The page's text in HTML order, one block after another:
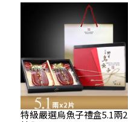
特級嚴選烏魚子禮盒5.1兩2